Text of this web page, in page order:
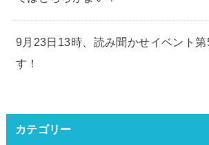
9月23日13時、読み聞かせイベント第
す！
カテゴリー